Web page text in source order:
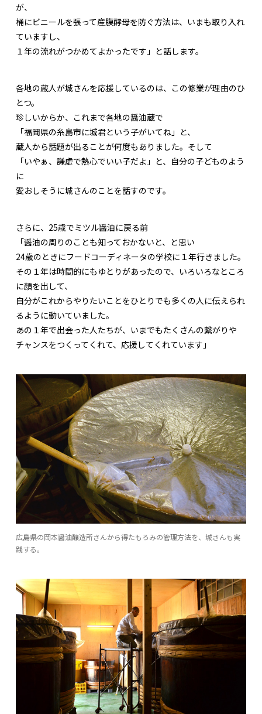
が、
桶にビニールを張って産膜酵母を防ぐ方法は、いまも取り入れ
ていますし、
１年の流れがつかめてよかったです」と話します。
各地の蔵人が城さんを応援しているのは、この修業が理由のひ
とつ。
珍しいからか、これまで各地の醤油蔵で
「福岡県の糸島市に城君という子がいてね」と、
蔵人から話題が出ることが何度もありました。そして
「いやぁ、謙虚で熱心でいい子だよ」と、自分の子どものよう
に
愛おしそうに城さんのことを話すのです。
さらに、25歳でミツル醤油に戻る前
「醤油の周りのことも知っておかないと、と思い
24歳のときにフードコーディネータの学校に１年行きました。
その１年は時間的にもゆとりがあったので、いろいろなところ
に顔を出して、
自分がこれからやりたいことをひとりでも多くの人に伝えられ
るように動いていました。
あの１年で出会った人たちが、いまでもたくさんの繋がりや
チャンスをつくってくれて、応援してくれています」
広島県の岡本醤油醸造所さんから得たもろみの管理方法を、城さんも実
践する。